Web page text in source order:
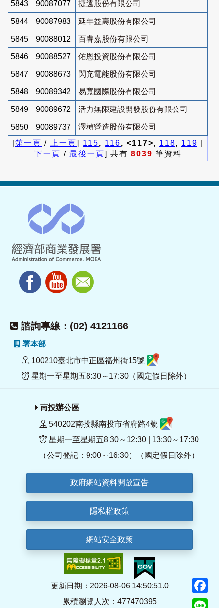
5843 90087077 捷遠股份有限公司
5844 90087983 延年益壽股份有限公司
5845 90088012 百睿嘉股份有限公司
5846 90088527 佑恩投資股份有限公司
5847 90088673 閃充電能股份有限公司
5848 90089342 易寬國際股份有限公司
5849 90089672 活力無限建設開發股份有限公司
5850 90089737
澤楨營造股份有限公司
[第一頁 / 上一頁] 115, 116, <117>, 118, 119 [
下一頁 / 最後一頁] 共有 8039 筆資料
諮詢專線：(02) 4121166
署本部
100210臺北市中正區福州街15號
星期一至星期五8:30～17:30（國定假日除外）
南投辦公區
540202南投縣南投市省府路4號
星期一至星期五8:30～12:30 | 13:30～17:30
（公司登記：9:00～16:30）（國定假日除外）
政府網站資料開放宣告
隱私權政策
網站安全政策
更新日期：2026-08-06 14:50:51.0
累積瀏覽人次：477470395